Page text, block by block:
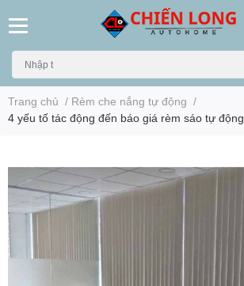
Trang chủ / Rèm che nắng tự động /
4 yếu tố tác động đến báo giá rèm sáo tự động